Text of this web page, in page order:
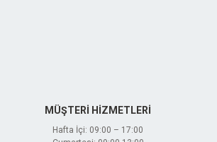
MÜŞTERİ HİZMETLERİ
Hafta İçi: 09:00 – 17:00